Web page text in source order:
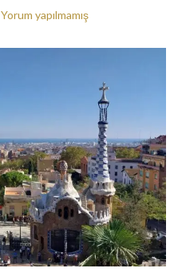
Yorum yapılmamış